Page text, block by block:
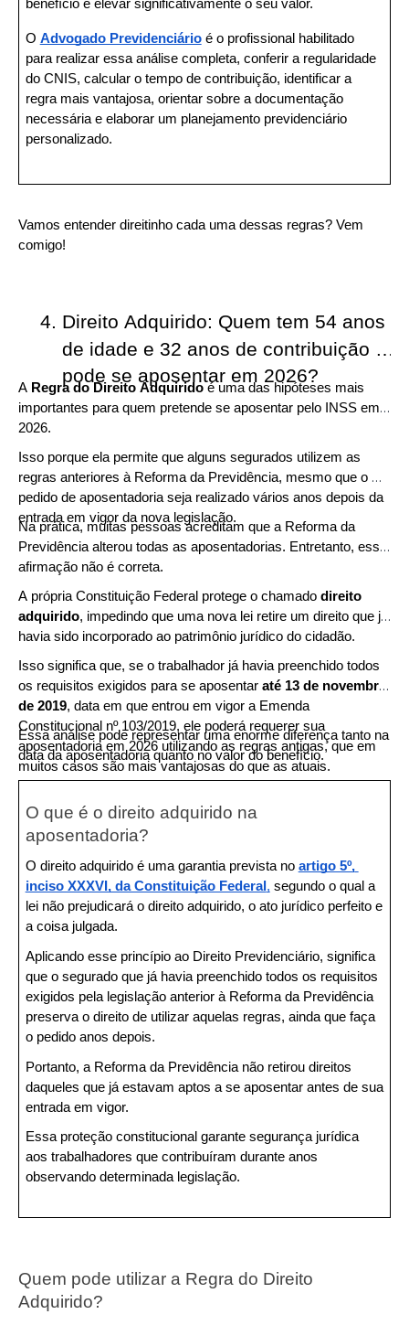
benefício e elevar significativamente o seu valor.
O Advogado Previdenciário é o profissional habilitado
para realizar essa análise completa, conferir a regularidade
do CNIS, calcular o tempo de contribuição, identificar a
regra mais vantajosa, orientar sobre a documentação
necessária e elaborar um planejamento previdenciário
personalizado.
Vamos entender direitinho cada uma dessas regras? Vem
comigo!
Direito Adquirido: Quem tem 54 anos
de idade e 32 anos de contribuição
pode se aposentar em 2026?
A Regra do Direito Adquirido é uma das hipóteses mais
importantes para quem pretende se aposentar pelo INSS em
2026.
Isso porque ela permite que alguns segurados utilizem as
regras anteriores à Reforma da Previdência, mesmo que o
pedido de aposentadoria seja realizado vários anos depois da
entrada em vigor da nova legislação.
Na prática, muitas pessoas acreditam que a Reforma da
Previdência alterou todas as aposentadorias. Entretanto, essa
afirmação não é correta.
A própria Constituição Federal protege o chamado direito
adquirido, impedindo que uma nova lei retire um direito que já
havia sido incorporado ao patrimônio jurídico do cidadão.
Isso significa que, se o trabalhador já havia preenchido todos
os requisitos exigidos para se aposentar até 13 de novembro
de 2019, data em que entrou em vigor a Emenda
Constitucional nº 103/2019, ele poderá requerer sua
aposentadoria em 2026 utilizando as regras antigas, que em
muitos casos são mais vantajosas do que as atuais.
Essa análise pode representar uma enorme diferença tanto na
data da aposentadoria quanto no valor do benefício.
O que é o direito adquirido na
aposentadoria?
O direito adquirido é uma garantia prevista no artigo 5º,
inciso XXXVI, da Constituição Federal , segundo o qual a
lei não prejudicará o direito adquirido, o ato jurídico perfeito e
a coisa julgada.
Aplicando esse princípio ao Direito Previdenciário, significa
que o segurado que já havia preenchido todos os requisitos
exigidos pela legislação anterior à Reforma da Previdência
preserva o direito de utilizar aquelas regras, ainda que faça
o pedido anos depois.
Portanto, a Reforma da Previdência não retirou direitos
daqueles que já estavam aptos a se aposentar antes de sua
entrada em vigor.
Essa proteção constitucional garante segurança jurídica
aos trabalhadores que contribuíram durante anos
observando determinada legislação.
Quem pode utilizar a Regra do Direito
Adquirido?